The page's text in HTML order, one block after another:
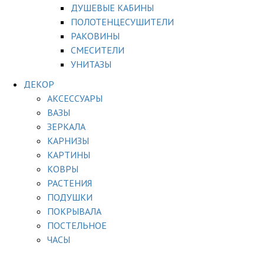
ДУШЕВЫЕ КАБИНЫ
ПОЛОТЕНЦЕСУШИТЕЛИ
РАКОВИНЫ
СМЕСИТЕЛИ
УНИТАЗЫ
ДЕКОР
АКСЕССУАРЫ
ВАЗЫ
ЗЕРКАЛА
КАРНИЗЫ
КАРТИНЫ
КОВРЫ
РАСТЕНИЯ
ПОДУШКИ
ПОКРЫВАЛА
ПОСТЕЛЬНОЕ
ЧАСЫ